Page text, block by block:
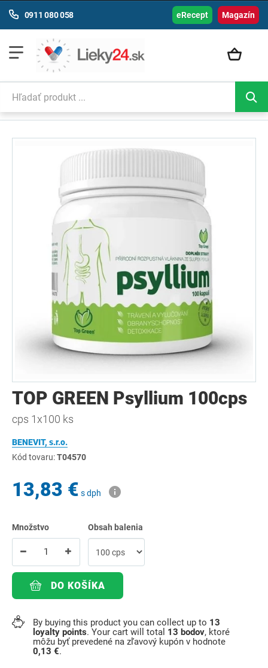
Magazín
0911 080 058 eRecept
TOP GREEN Psyllium 100cps
cps 1x100 ks
BENEVIT, s.r.o.
Kód tovaru:T04570
13,83 € s dph
Množstvo Obsah balenia
DO KOŠÍKA
By buying this product you can collect up to 13
loyalty points. Your cart will total 13 bodov, ktoré
môžu byť prevedené na zľavový kupón v hodnote
0,13 €.